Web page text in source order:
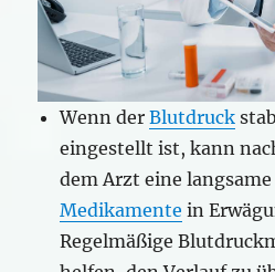
Wenn derBlutdruck
eingestellt ist, kann
dem Arzt eine
Medikamente in
Regelmäßige